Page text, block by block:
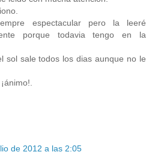
espectacular pero la leeré
porque todavia tengo en la
sol sale todos los dias aunque no le
de 2012 a las 2:05